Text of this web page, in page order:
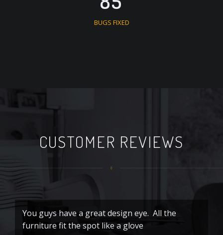
BUGS FIXED
CUSTOMER REVIEWS
You guys have a great design eye. All the
furniture fit the spot like a glove